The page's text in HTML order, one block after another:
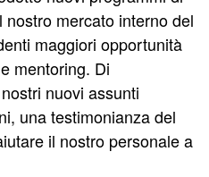
mercato interno del
maggiori opportunità
mentoring. Di
nuovi assunti
una testimonianza del
il nostro personale a